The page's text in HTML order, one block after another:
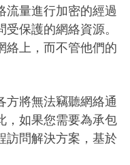
流量進行加密的經過
保護的網絡資源。
絡上，而不管他們的
方將無法竊聽網絡通
，如果您需要為承包
訪問解決方案，基於